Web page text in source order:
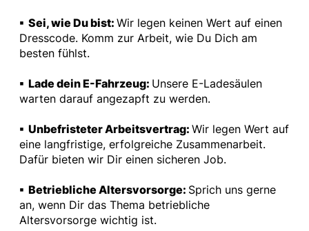
▪ Sei, wie Du bist: Wir legen keinen Wert auf einen
Dresscode. Komm zur Arbeit, wie Du Dich am
besten fühlst.
▪ Lade dein E-Fahrzeug: Unsere E-Ladesäulen
warten darauf angezapft zu werden.
▪ Unbefristeter Arbeitsvertrag: Wir legen Wert auf
eine langfristige, erfolgreiche Zusammenarbeit.
Dafür bieten wir Dir einen sicheren Job.
▪ Betriebliche Altersvorsorge: Sprich uns gerne
an, wenn Dir das Thema betriebliche
Altersvorsorge wichtig ist.